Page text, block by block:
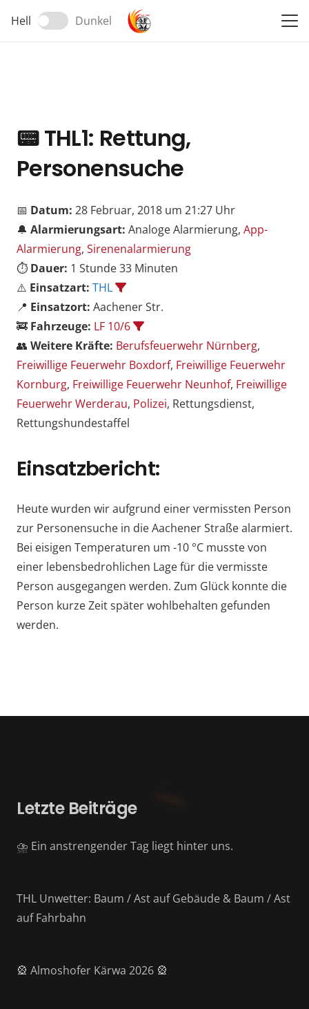
Hell Dunkel
📟THL1: Rettung,
Personensuche
📅 Datum: 28 Februar, 2018 um 21:27 Uhr
🔔 Alarmierungsart: Analoge Alarmierung, App-
Alarmierung, Sirenenalarmierung
⏱️ Dauer: 1 Stunde 33 Minuten
⚠️ Einsatzart: THL
📍 Einsatzort: Aachener Str.
🚒 Fahrzeuge: LF 10/6
👥 Weitere Kräfte: Berufsfeuerwehr Nürnberg,
Freiwillige Feuerwehr Boxdorf, Freiwillige Feuerwehr
Kornburg, Freiwillige Feuerwehr Neunhof, Freiwillige
Feuerwehr Werderau, Polizei, Rettungsdienst,
Rettungshundestaffel
Einsatzbericht:
Heute wurden wir aufgrund einer vermissten Person
zur Personensuche in die Aachener Straße alarmiert.
Bei eisigen Temperaturen um -10 °C musste von
einer lebensbedrohlichen Lage für die vermisste
Person ausgegangen werden. Zum Glück konnte die
Person kurze Zeit später wohlbehalten gefunden
werden.
Letzte Beiträge
⛈️ Ein anstrengender Tag liegt hinter uns.
THL Unwetter: Baum / Ast auf Gebäude & Baum / Ast
auf Fahrbahn
🎡 Almoshofer Kärwa 2026 🎡